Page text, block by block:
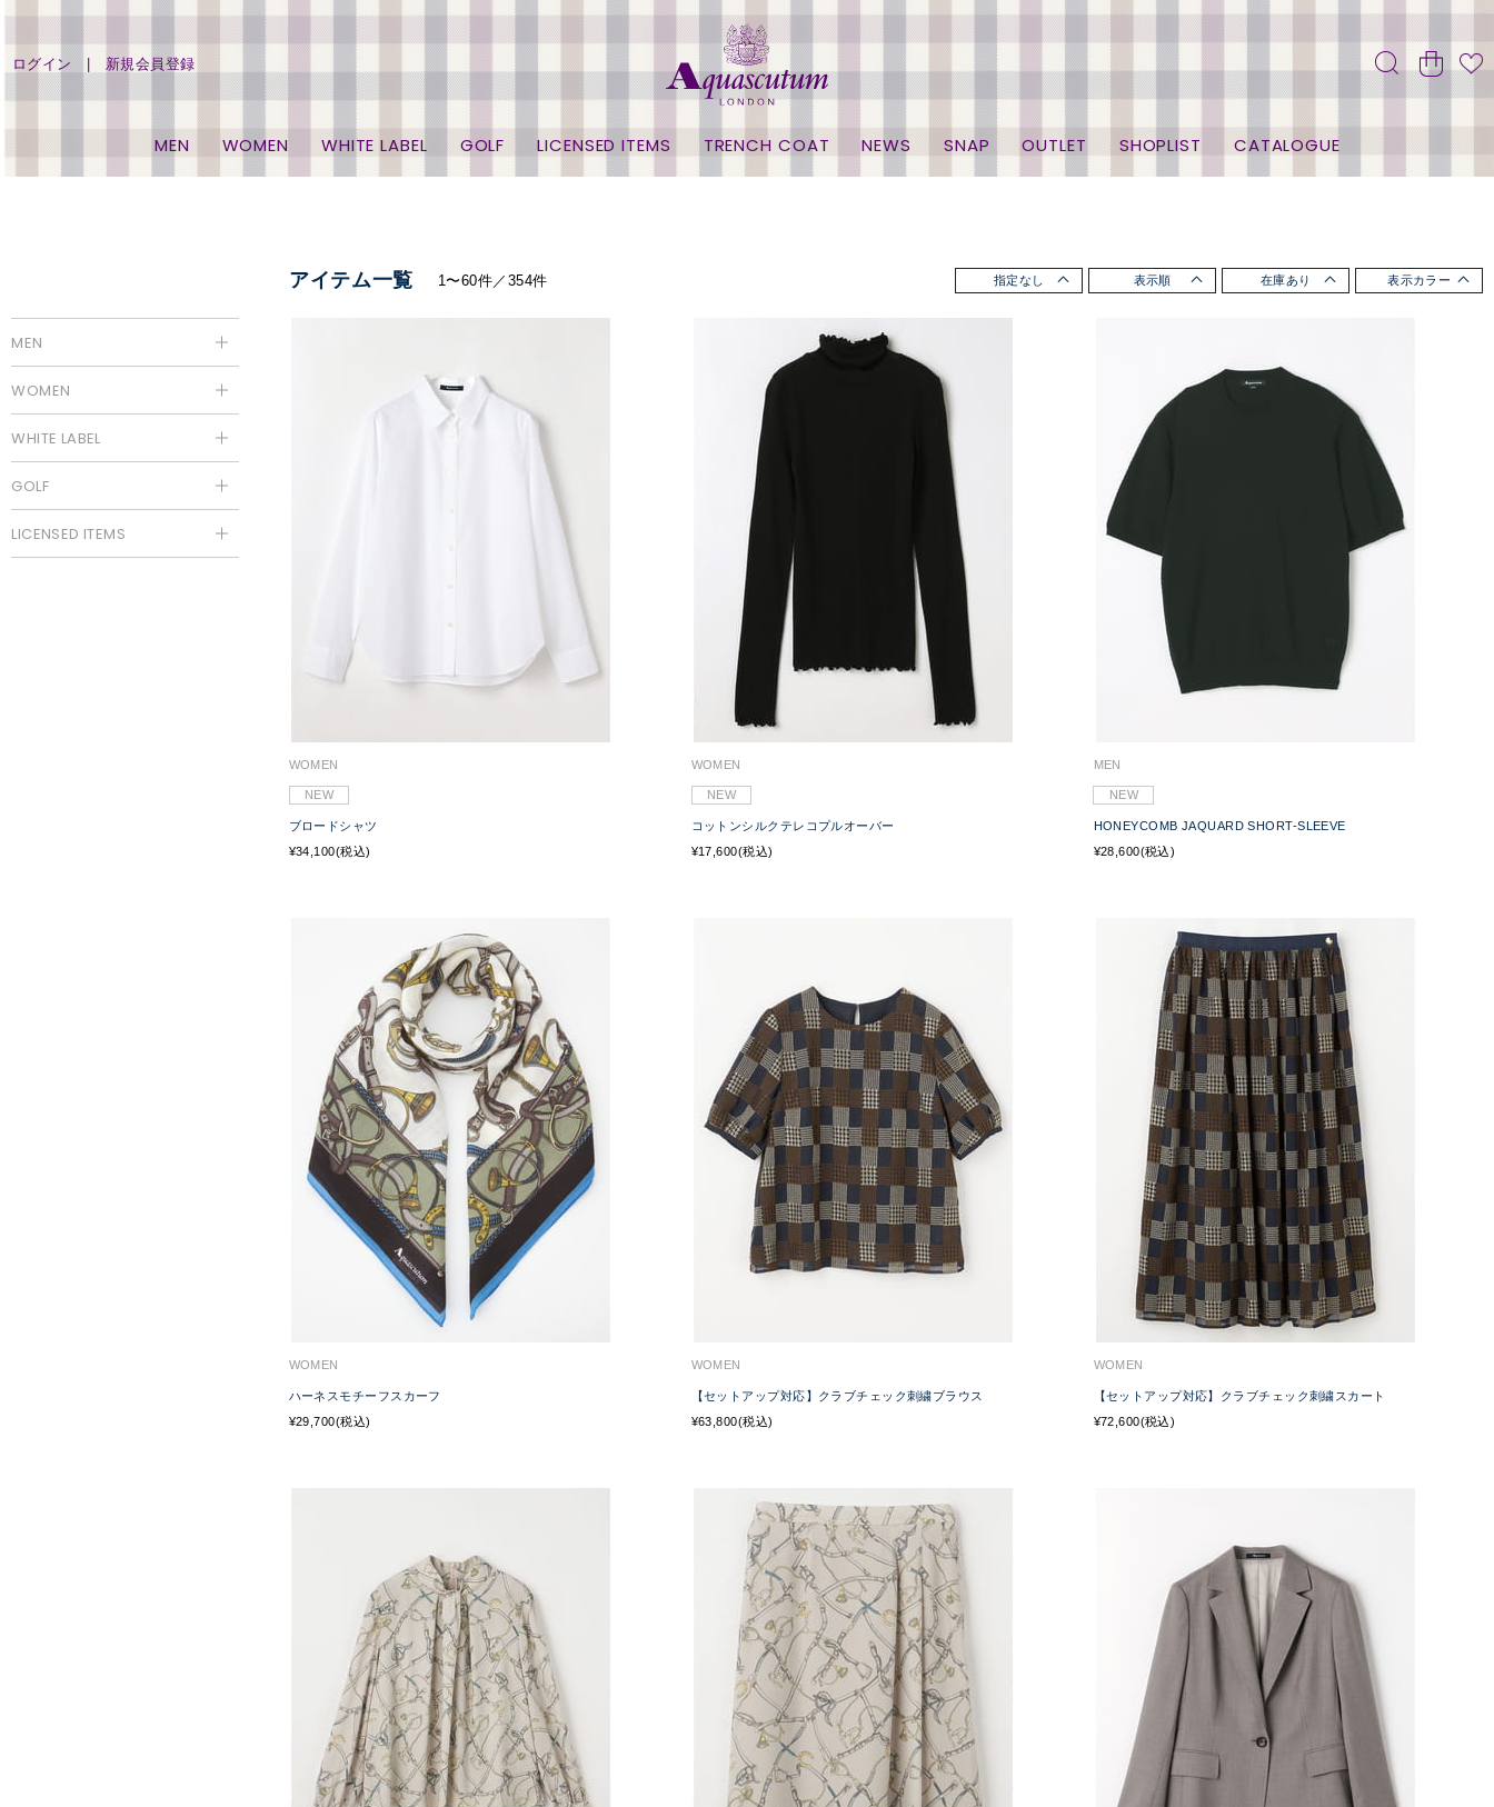
ログイン 新規会員登録
MEN WOMEN WHITE LABEL GOLF LICENSED ITEMS TRENCH COAT NEWS SNAP OUTLET SHOPLIST CATALOGUE
アイテム一覧 1〜60件／354件 指定なし 表示順 在庫あり 表示カラー
MEN
WOMEN
WHITE LABEL
GOLF
LICENSED ITEMS
WOMEN
NEW
ブロードシャツ
¥34,100(税込)
WOMEN
NEW
コットンシルクテレコプルオーバー
¥17,600(税込)
MEN
NEW
HONEYCOMB JAQUARD SHORT-SLEEVE
¥28,600(税込)
WOMEN
ハーネスモチーフスカーフ
¥29,700(税込)
WOMEN
【セットアップ対応】クラブチェック刺繍ブラウス
¥63,800(税込)
WOMEN
【セットアップ対応】クラブチェック刺繍スカート
¥72,600(税込)